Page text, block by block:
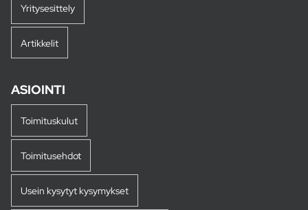
Yritysesittely
Artikkelit
ASIOINTI
Toimituskulut
Toimitusehdot
Usein kysytyt kysymykset